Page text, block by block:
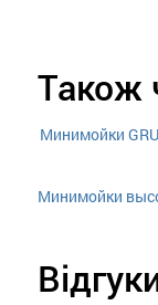
Також
Минимойки
Минимойки